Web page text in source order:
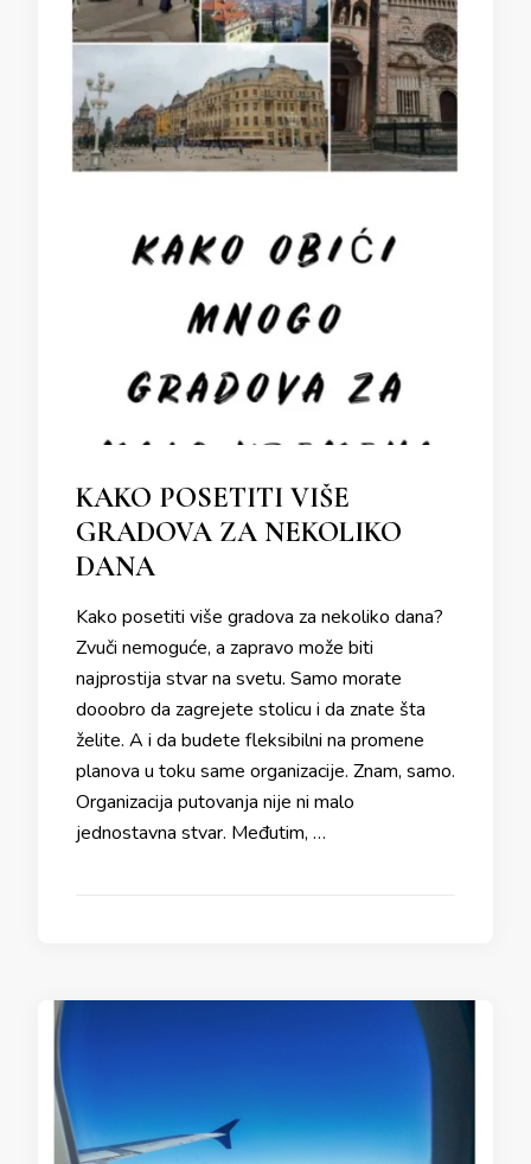
KAKO POSETITI VIŠE
GRADOVA ZA NEKOLIKO
DANA
Kako posetiti više gradova za nekoliko dana?
Zvuči nemoguće, a zapravo može biti
najprostija stvar na svetu. Samo morate
dooobro da zagrejete stolicu i da znate šta
želite. A i da budete fleksibilni na promene
planova u toku same organizacije. Znam, samo.
Organizacija putovanja nije ni malo
jednostavna stvar. Međutim, …